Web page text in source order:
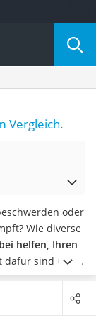
Vergleich.
oder
Wie diverse
helfen, Ihren
dafür sind Obst-
zur Dauer